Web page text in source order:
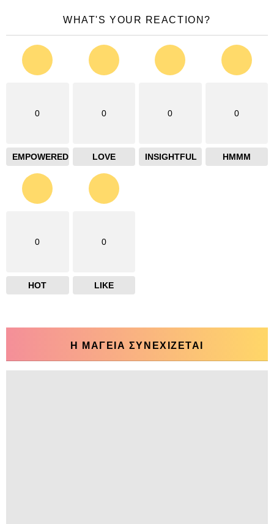
WHAT'S YOUR REACTION?
0
EMPOWERED
0
LOVE
0
INSIGHTFUL
0
HMMM
0
HOT
0
LIKE
Η ΜΑΓΕΙΑ ΣΥΝΕΧΙΖΕΤΑΙ